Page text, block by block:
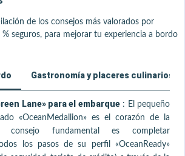
de los consejos más valorados por
seguros, para mejorar tu experiencia a bordo
Gastronomía y placeres culinarios
Lane» para el embarque : El pequeño
«OceanMedallion» es el corazón de la
consejo fundamental es completar
los pasos de su perfil «OceanReady»